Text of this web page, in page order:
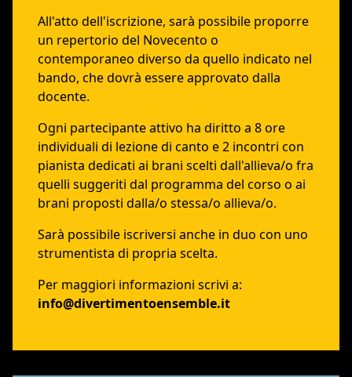
All'atto dell'iscrizione, sarà possibile proporre
un repertorio del Novecento o
contemporaneo diverso da quello indicato nel
bando, che dovrà essere approvato dalla
docente.
Ogni partecipante attivo ha diritto a 8 ore
individuali di lezione di canto e 2 incontri con
pianista dedicati ai brani scelti dall'allieva/o fra
quelli suggeriti dal programma del corso o ai
brani proposti dalla/o stessa/o allieva/o.
Sarà possibile iscriversi anche in duo con uno
strumentista di propria scelta.
Per maggiori informazioni scrivi a:
info@divertimentoensemble.it